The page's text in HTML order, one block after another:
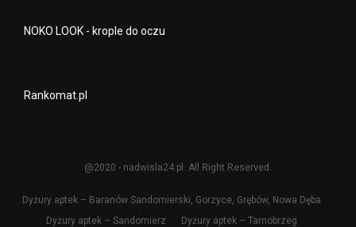
NOKO LOOK - krople do oczu
Rankomat.pl
@2020 - nadwisla24.pl. All Right Reserved.
Dyżury aptek – Baranów Sandomierski, Gorzyce, Grębów, Nowa Dęba
Dyżury aptek – Sandomierz
Dyżury aptek – Tarnobrzeg